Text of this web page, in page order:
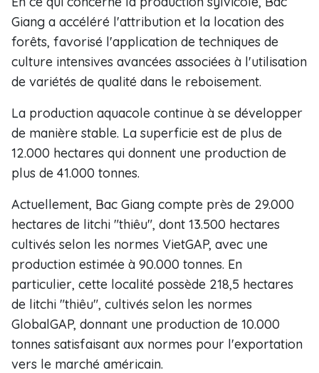
Giang a accéléré l'attribution et la location des
forêts, favorisé l'application de techniques de
culture intensives avancées associées à l'utilisation
de variétés de qualité dans le reboisement.
La production aquacole continue à se développer
de manière stable. La superficie est de plus de
12.000 hectares qui donnent une production de
plus de 41.000 tonnes.
Actuellement, Bac Giang compte près de 29.000
hectares de litchi "thiêu", dont 13.500 hectares
cultivés selon les normes VietGAP, avec une
production estimée à 90.000 tonnes. En
particulier, cette localité possède 218,5 hectares
de litchi "thiêu", cultivés selon les normes
GlobalGAP, donnant une production de 10.000
tonnes satisfaisant aux normes pour l'exportation
vers le marché américain.